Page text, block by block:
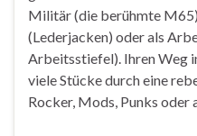
Militär (die berühmte
(Lederjacken) oder als
Arbeitsstiefel). Ihren Weg
viele Stücke durch eine
Rocker, Mods, Punks oder